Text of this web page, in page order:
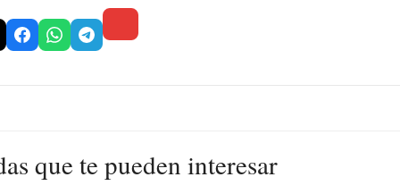
que te pueden interesar